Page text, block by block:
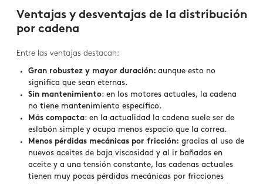
Ventajas y desventajas de la distribución
por cadena
Entre las ventajas destacan:
Gran robustez y mayor duración: aunque esto no
significa que sean eternas.
Sin mantenimiento: en los motores actuales, la cadena
no tiene mantenimiento específico.
Más compacta: en la actualidad la cadena suele ser de
eslabón simple y ocupa menos espacio que la correa.
Menos pérdidas mecánicas por fricción: gracias al uso de
nuevos aceites de baja viscosidad y al ir bañadas en
aceite y a una tensión constante, las cadenas actuales
tienen muy pocas pérdidas mecánicas por fricciones